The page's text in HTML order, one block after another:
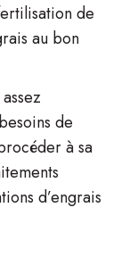
de
au bon
de
à sa
d’engrais